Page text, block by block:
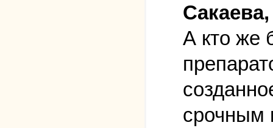
А кто же
срочным